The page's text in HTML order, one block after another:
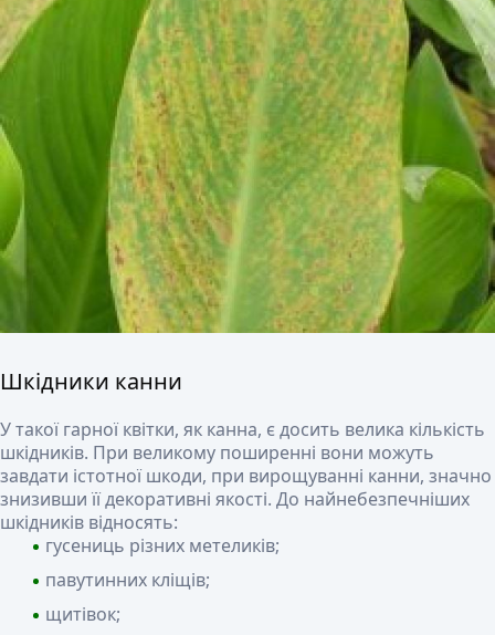
Шкідники канни
У такої гарної квітки, як канна, є досить велика кількість
шкідників. При великому поширенні вони можуть
завдати істотної шкоди, при вирощуванні канни, значно
знизивши її декоративні якості. До найнебезпечніших
шкідників відносять:
гусениць різних метеликів;
павутинних кліщів;
щитівок;